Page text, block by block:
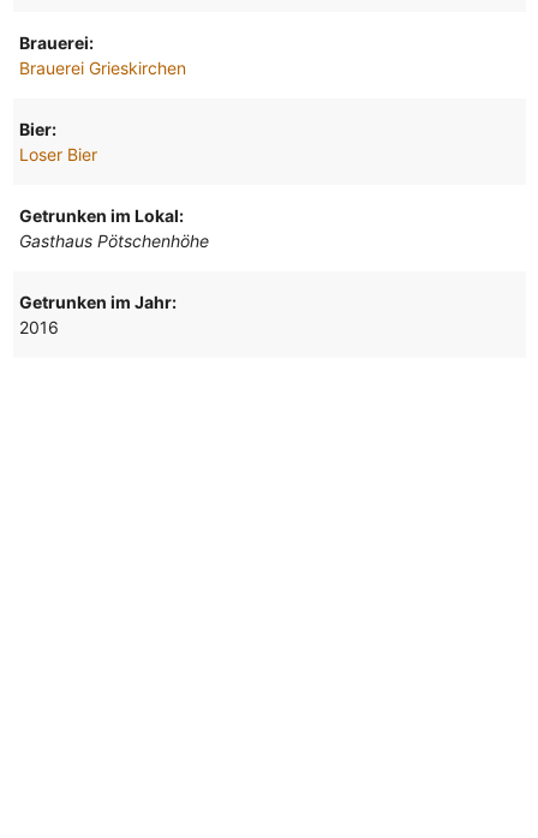
Brauerei:
Brauerei Grieskirchen
Bier:
Loser Bier
Getrunken im Lokal:
Gasthaus Pötschenhöhe
Getrunken im Jahr:
2016